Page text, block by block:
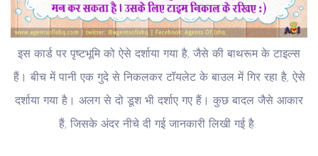
इस कार्ड पर पृष्टभूमि को ऐसे दर्शाया गया है, जैसे की बाथरूम के टाइल्स
हैं। बीच में पानी एक गुदे से निकलकर टॉयलेट के बाउल में गिर रहा है, ऐसे
दर्शाया गया है। अलग से दो डूश भी दर्शाए गए हैं। कुछ बादल जैसे आकार
हैं, जिसके अंदर नीचे दी गई जानकारी लिखी गई है: